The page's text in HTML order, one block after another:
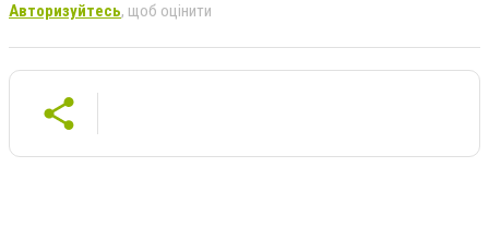
Авторизуйтесь, щоб оцінити